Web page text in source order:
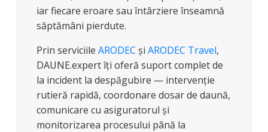
iar fiecare eroare sau întârziere înseamnă
săptămâni pierdute.
Prin serviciileARODEC șiARODEC Travel,
DAUNE.expert îți oferă suport complet de
la incident la despăgubire — intervenție
rutieră rapidă, coordonare dosar de daună,
comunicare cu asiguratorul și
monitorizarea procesului până la